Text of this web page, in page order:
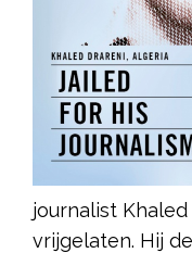
journalist
vrijgelaten. Hij